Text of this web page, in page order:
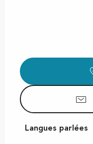
Langues parlées
Langues parlées